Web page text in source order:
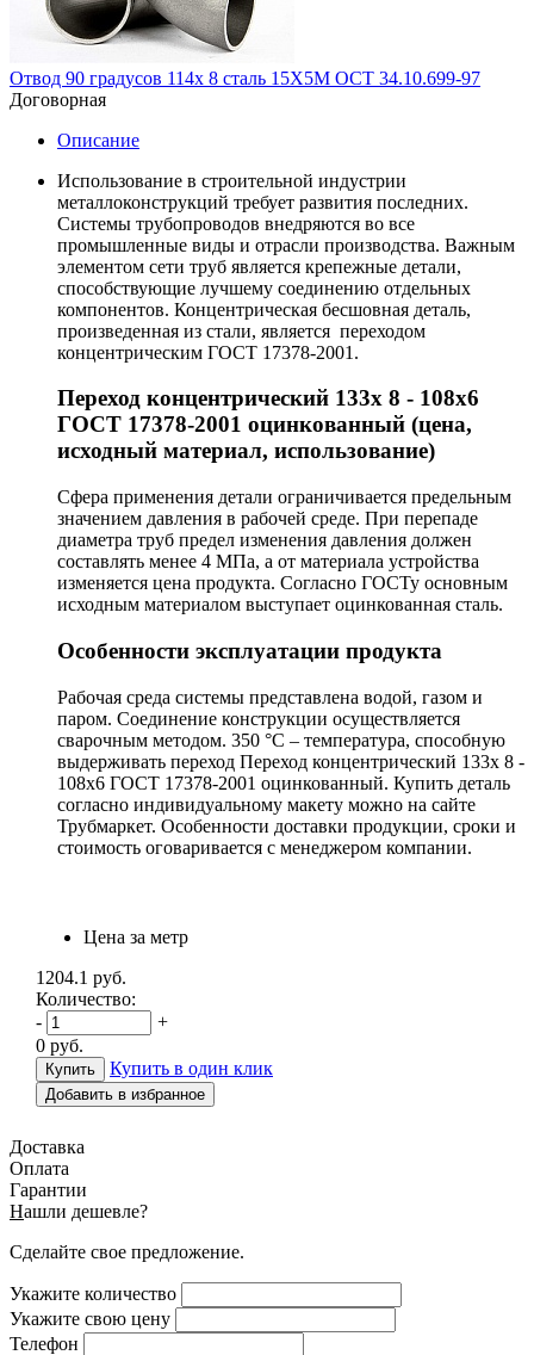
Отвод 90 градусов 114х 8 сталь 15Х5М ОСТ 34.10.699-97
Договорная
Описание
Использование в строительной индустрии
металлоконструкций требует развития последних.
Системы трубопроводов внедряются во все
промышленные виды и отрасли производства. Важным
элементом сети труб является крепежные детали,
способствующие лучшему соединению отдельных
компонентов. Концентрическая бесшовная деталь,
произведенная из стали, является переходом
концентрическим ГОСТ 17378-2001.
Переход концентрический 133х 8 - 108х6
ГОСТ 17378-2001 оцинкованный (цена,
исходный материал, использование)
Сфера применения детали ограничивается предельным
значением давления в рабочей среде. При перепаде
диаметра труб предел изменения давления должен
составлять менее 4 МПа, а от материала устройства
изменяется цена продукта. Согласно ГОСТу основным
исходным материалом выступает оцинкованная сталь.
Особенности эксплуатации продукта
Рабочая среда системы представлена водой, газом и
паром. Соединение конструкции осуществляется
сварочным методом. 350 °С – температура, способную
выдерживать переход Переход концентрический 133х 8 -
108х6 ГОСТ 17378-2001 оцинкованный. Купить деталь
согласно индивидуальному макету можно на сайте
Трубмаркет. Особенности доставки продукции, сроки и
стоимость оговаривается с менеджером компании.
Цена за метр
1204.1 руб.
Количество:
-
+
0 руб.
Купить в один клик
Добавить в избранное
Доставка
Оплата
Гарантии
Нашли дешевле?
Сделайте свое предложение.
Укажите количество
Укажите свою цену
Телефон